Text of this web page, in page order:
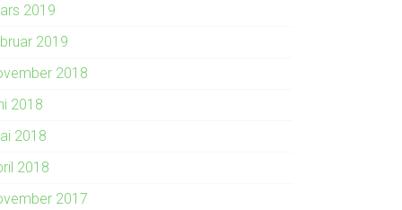
2019
2019
2018
2018
2018
2018
2017